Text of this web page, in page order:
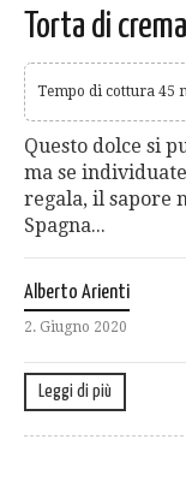
Torta di
Tempo di cottura 45
Questo dolce si
ma se
regala, il sapore
Spagna...
Alberto Arienti
2. Giugno 2020
Leggi di più